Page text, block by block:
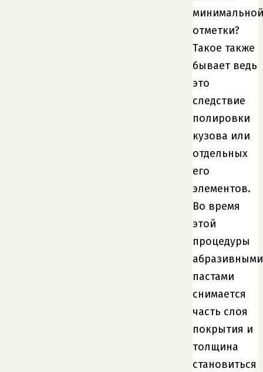
минимальной
отметки?
Такое также
бывает ведь
это
следствие
полировки
кузова или
отдельных
его
элементов.
Во время
этой
процедуры
абразивными
пастами
снимается
часть слоя
покрытия и
толщина
становиться